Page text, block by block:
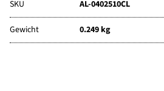
SKU AL-0402510CL
Gewicht 0.249 kg